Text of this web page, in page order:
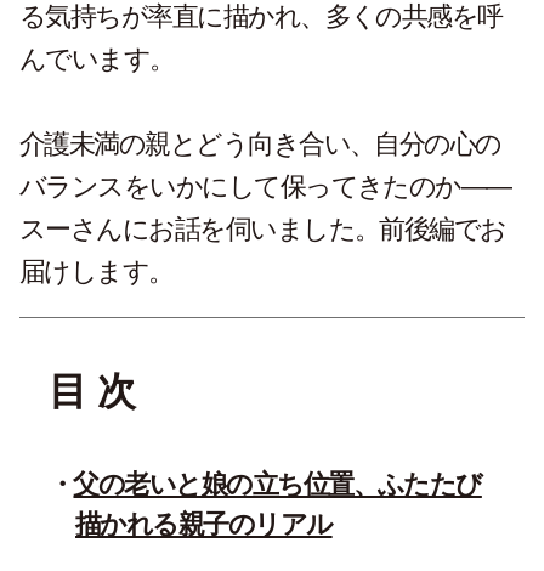
る気持ちが率直に描かれ、多くの共感を呼
んでいます。
介護未満の親とどう向き合い、自分の心の
バランスをいかにして保ってきたのか——
スーさんにお話を伺いました。前後編でお
届けします。
目 次
父の老いと娘の立ち位置、ふたたび
描かれる親子のリアル